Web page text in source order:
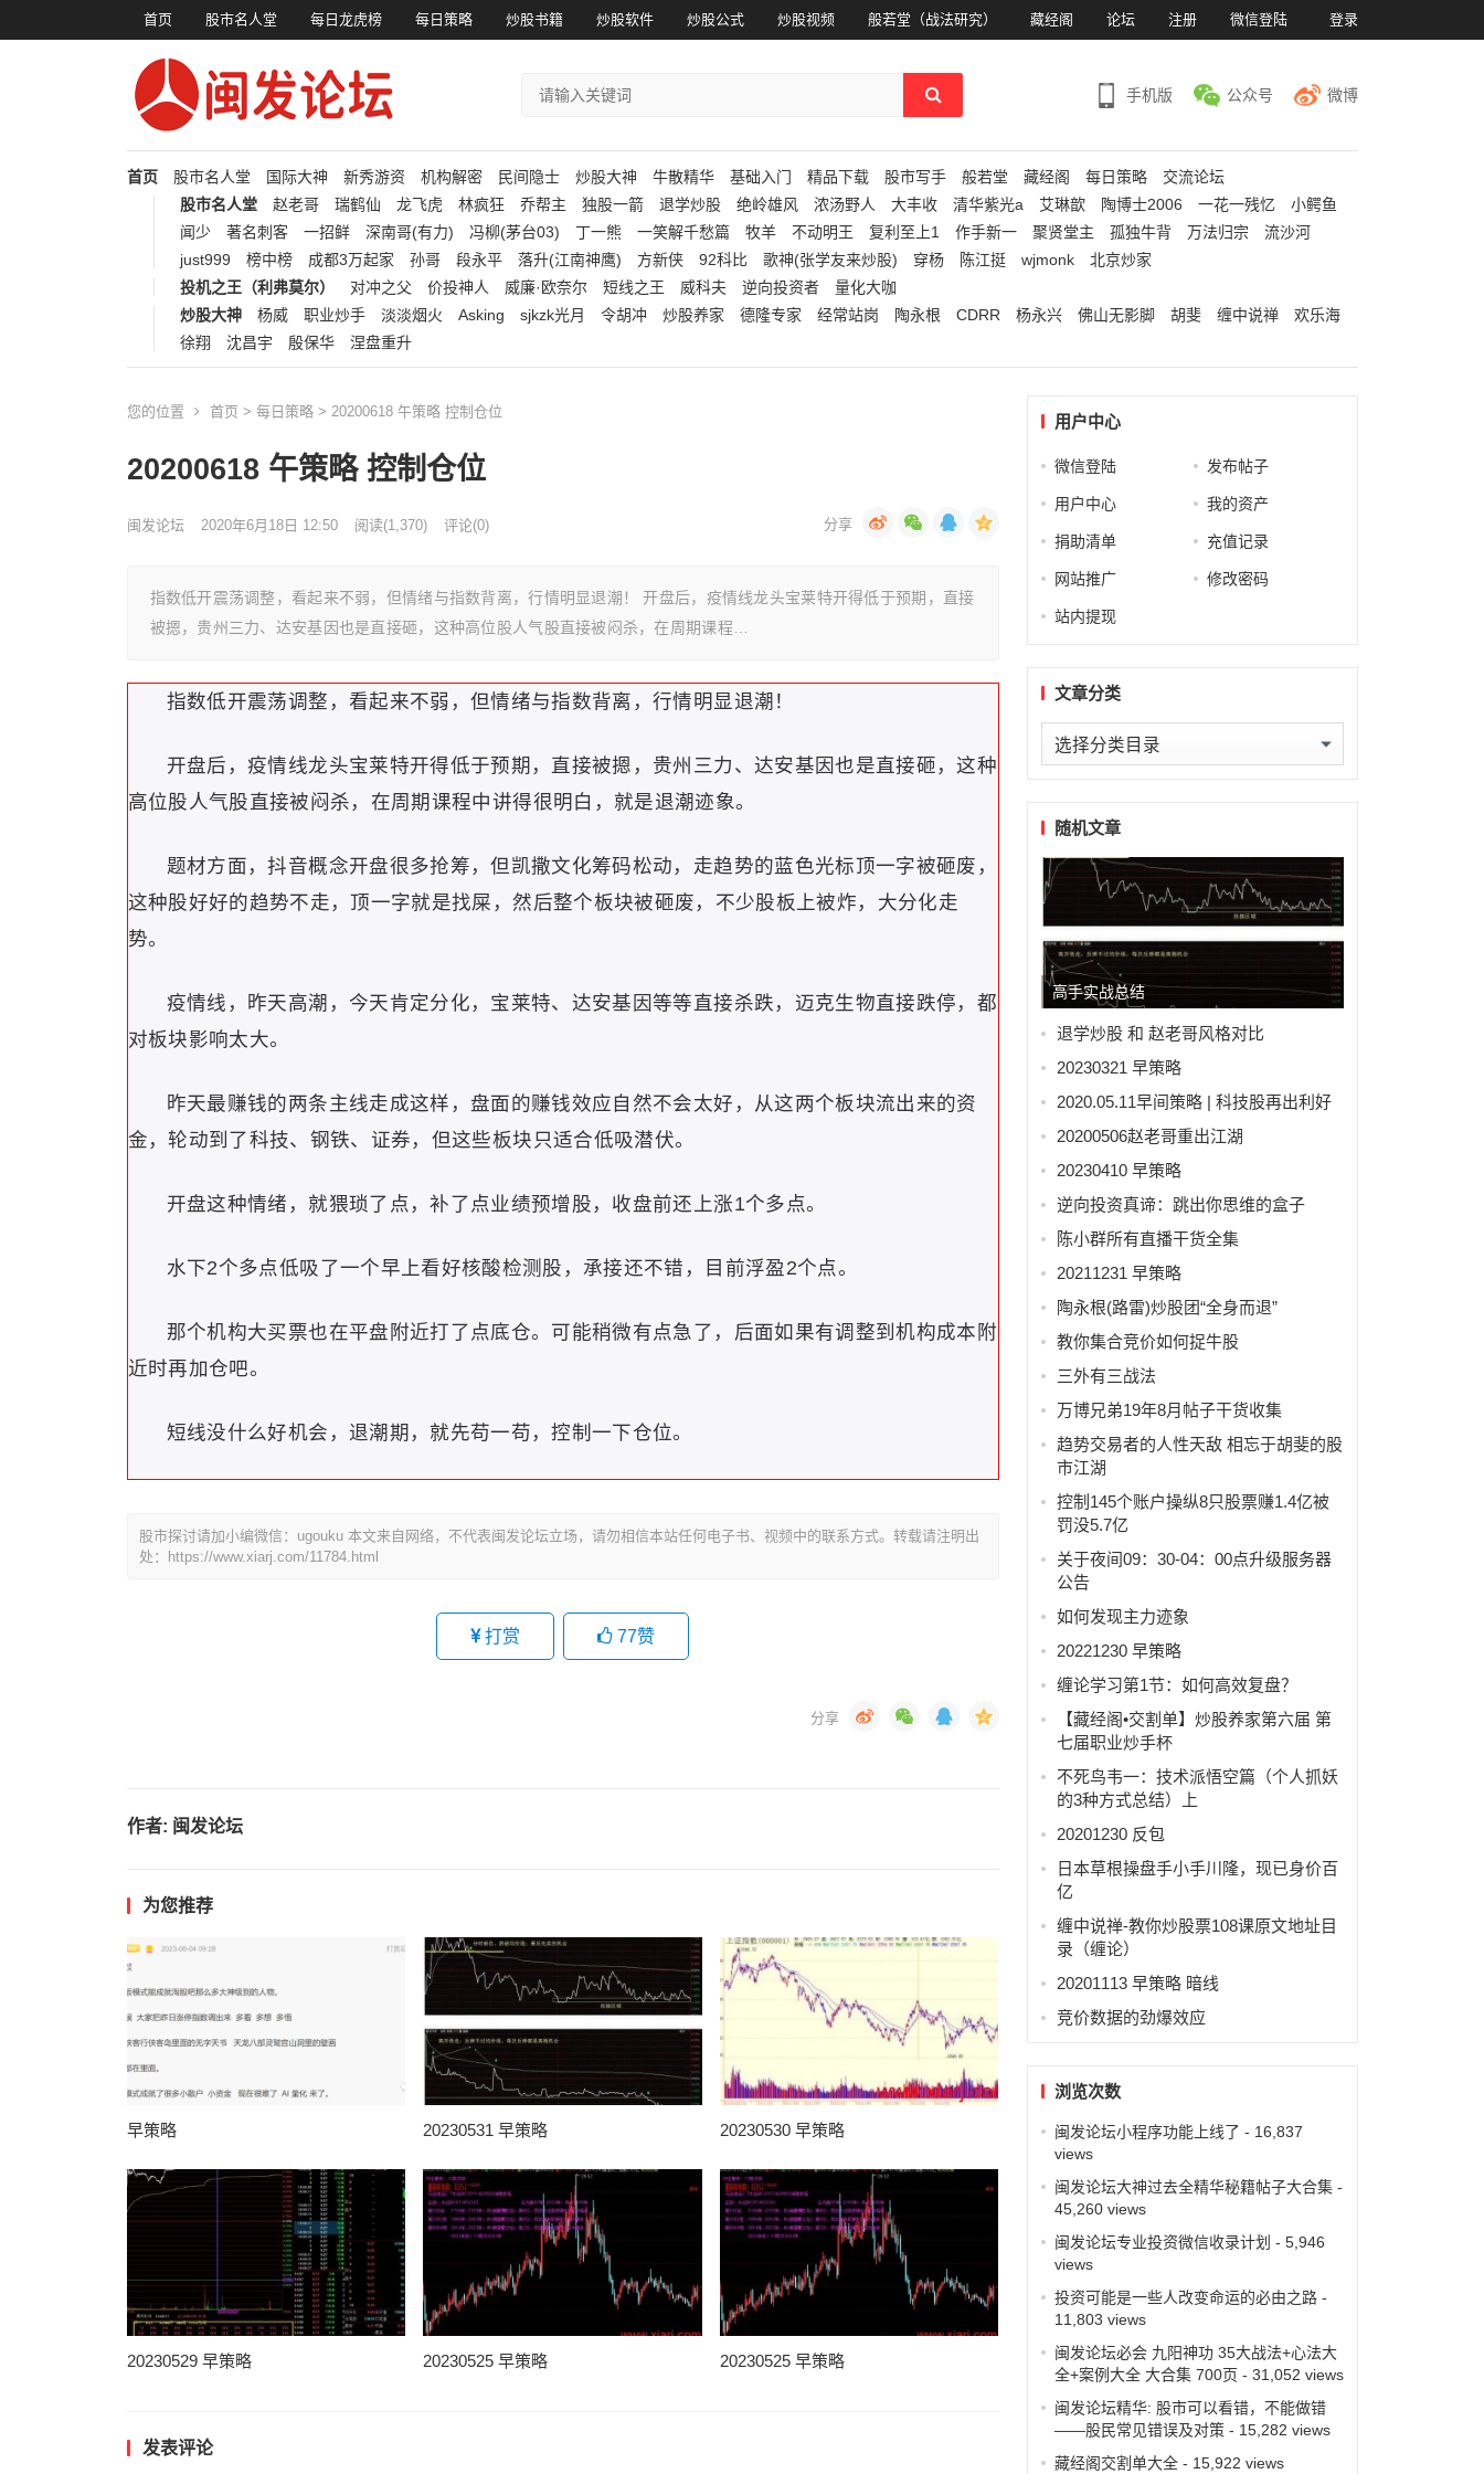
首页 股市名人堂 每日龙虎榜 每日策略 炒股书籍 炒股软件 炒股公式 炒股视频 般若堂（战法研究） 藏经阁 论坛 注册 微信登陆 登录
手机版 公众号 微博
首页 股市名人堂 国际大神 新秀游资 机构解密 民间隐士 炒股大神 牛散精华 基础入门 精品下载 股市写手 般若堂 藏经阁 每日策略
交流论坛
股市名人堂
赵老哥 瑞鹤仙 龙飞虎 林疯狂 乔帮主 独股一箭 退学炒股 绝岭雄风 浓汤野人 大丰收 清华紫光a 艾琳歆 陶博士2006 一花一残忆
小鳄鱼
闻少
著名刺客 一招鲜 深南哥(有力) 冯柳(茅台03) 丁一熊 一笑解千愁篇 牧羊 不动明王 复利至上1 作手新一 聚贤堂主 孤独牛背 万法归宗
流沙河
just999
榜中榜 成都3万起家 孙哥 段永平 落升(江南神鹰) 方新侠 92科比 歌神(张学友来炒股) 穿杨 陈江挺 wjmonk
北京炒家
投机之王（利弗莫尔）
对冲之父 价投神人 威廉·欧奈尔 短线之王 威科夫 逆向投资者
量化大咖
炒股大神
杨威 职业炒手 淡淡烟火 Asking sjkzk光月 令胡冲 炒股养家 德隆专家 经常站岗 陶永根 CDRR 杨永兴 佛山无影脚 胡斐 缠中说禅
欢乐海
徐翔
沈昌宇 殷保华 涅盘重升
您的位置 首页 > 每日策略 > 20200618 午策略 控制仓位
20200618 午策略 控制仓位
闽发论坛 2020年6月18日 12:50 阅读(1,370) 评论(0)
指数低开震荡调整，看起来不弱，但情绪与指数背离，行情明显退潮！ 开盘后，疫情线龙头宝莱特开得低于预期，直接
被摁，贵州三力、达安基因也是直接砸，这种高位股人气股直接被闷杀，在周期课程…
指数低开震荡调整，看起来不弱，但情绪与指数背离，行情明显退潮！
开盘后，疫情线龙头宝莱特开得低于预期，直接被摁，贵州三力、达安基因也是直接砸，这种
高位股人气股直接被闷杀，在周期课程中讲得很明白，就是退潮迹象。
题材方面，抖音概念开盘很多抢筹，但凯撒文化筹码松动，走趋势的蓝色光标顶一字被砸废，
这种股好好的趋势不走，顶一字就是找屎，然后整个板块被砸废，不少股板上被炸，大分化走
势。
疫情线，昨天高潮，今天肯定分化，宝莱特、达安基因等等直接杀跌，迈克生物直接跌停，都
对板块影响太大。
昨天最赚钱的两条主线走成这样，盘面的赚钱效应自然不会太好，从这两个板块流出来的资
金，轮动到了科技、钢铁、证券，但这些板块只适合低吸潜伏。
开盘这种情绪，就猥琐了点，补了点业绩预增股，收盘前还上涨1个多点。
水下2个多点低吸了一个早上看好核酸检测股，承接还不错，目前浮盈2个点。
那个机构大买票也在平盘附近打了点底仓。可能稍微有点急了，后面如果有调整到机构成本附
近时再加仓吧。
短线没什么好机会，退潮期，就先苟一苟，控制一下仓位。
股市探讨请加小编微信：ugouku 本文来自网络，不代表闽发论坛立场，请勿相信本站任何电子书、视频中的联系方式。转载请注明出
处：https://www.xiarj.com/11784.html
打赏 77赞
作者: 闽发论坛
为您推荐
早策略 20230531 早策略 20230530 早策略
20230529 早策略 20230525 早策略 20230525 早策略
发表评论
用户中心
微信登陆 发布帖子
用户中心 我的资产
捐助清单 充值记录
网站推广 修改密码
站内提现
文章分类
文
章
类随机文章
高手实战总结
退学炒股 和 赵老哥风格对比
20230321 早策略
2020.05.11早间策略 | 科技股再出利好
20200506赵老哥重出江湖
20230410 早策略
逆向投资真谛：跳出你思维的盒子
陈小群所有直播干货全集
20211231 早策略
陶永根(路雷)炒股团“全身而退”
教你集合竞价如何捉牛股
三外有三战法
万博兄弟19年8月帖子干货收集
趋势交易者的人性天敌 相忘于胡斐的股
市江湖
控制145个账户操纵8只股票赚1.4亿被
罚没5.7亿
关于夜间09：30-04：00点升级服务器
公告
如何发现主力迹象
20221230 早策略
缠论学习第1节：如何高效复盘？
【藏经阁•交割单】炒股养家第六届 第
七届职业炒手杯
不死鸟韦一：技术派悟空篇（个人抓妖
的3种方式总结）上
20201230 反包
日本草根操盘手小手川隆，现已身价百
亿
缠中说禅-教你炒股票108课原文地址目
录（缠论）
20201113 早策略 暗线
竞价数据的劲爆效应
浏览次数
闽发论坛小程序功能上线了 - 16,837
views
闽发论坛大神过去全精华秘籍帖子大合集-
45,260 views
闽发论坛专业投资微信收录计划 - 5,946
views
投资可能是一些人改变命运的必由之路-
11,803 views
闽发论坛必会 九阳神功 35大战法+心法大
全+案例大全 大合集 700页 - 31,052 views
闽发论坛精华: 股市可以看错，不能做错
——股民常见错误及对策- 15,282 views
藏经阁交割单大全- 15,922 views